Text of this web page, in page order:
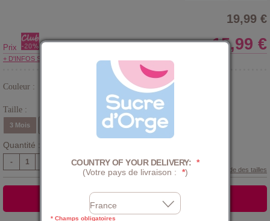
19,99 €
Prix 15,99 €
+ D'INFOS SUR LE CLUB
Couleur :
Taille :
3 Mois 12 Mois 18 Mois
Quantité :
-
Guide des tailles
AJOUTER AU PANIER
COUNTRY OF YOUR DELIVERY: *
(Votre pays de livraison :
*)
* Champs obligatoires